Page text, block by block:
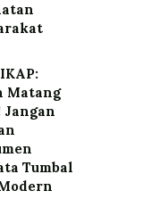
Matang
Jangan
Tumbal